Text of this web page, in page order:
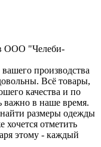
ООО "Челеби-
производства
Всё товары,
качества и по
важно в наше время.
размеры одежды
отметить
этому - каждый